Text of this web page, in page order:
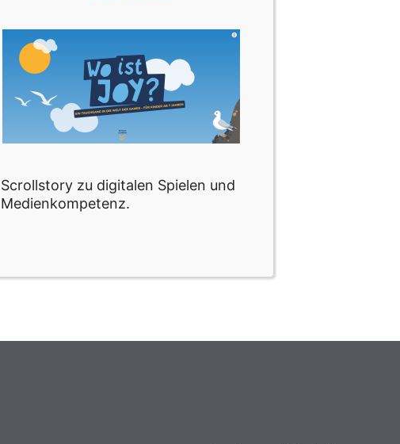
Scrollstory zu digitalen Spielen und
Medienkompetenz.